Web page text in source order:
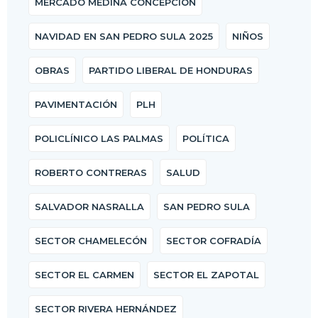
MERCADO MEDINA CONCEPCIÓN
NAVIDAD EN SAN PEDRO SULA 2025 NIÑOS
OBRAS PARTIDO LIBERAL DE HONDURAS
PAVIMENTACIÓN PLH
POLICLÍNICO LAS PALMAS POLÍTICA
ROBERTO CONTRERAS SALUD
SALVADOR NASRALLA SAN PEDRO SULA
SECTOR CHAMELECÓN SECTOR COFRADÍA
SECTOR EL CARMEN SECTOR EL ZAPOTAL
SECTOR RIVERA HERNÁNDEZ